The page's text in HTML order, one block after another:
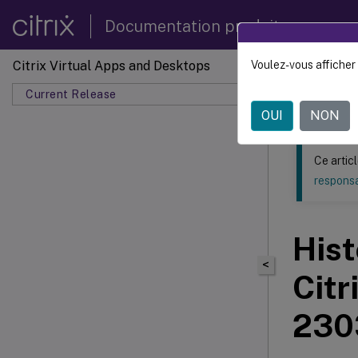
Documentation produit
Citrix Virtual Apps and Desktops
Current Release
Ce contenu a
<
Ce
Voulez-vous
OUI NON